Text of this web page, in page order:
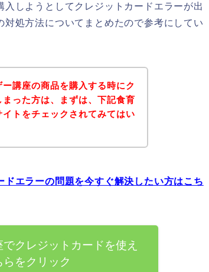
しようとしてクレジットカードエラーが出
処方法についてまとめたので参考にしてい
講座の商品を購入する時にク
った方は、まずは、下記食育
トをチェックされてみてはい
エラーの問題を今すぐ解決したい方はこち
クレジットカードを使え
をクリック